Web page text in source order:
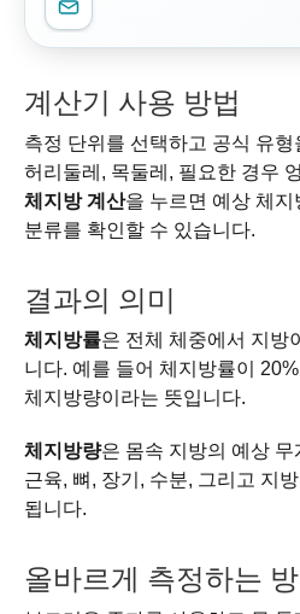
계산기 사용 방법
측정 단위를 선택하고 공식 유
허리둘레, 목둘레, 필요한 경우
체지방 계산을 누르면 예상 체
분류를 확인할 수 있습니다.
결과의 의미
체지방률은 전체 체중에서 지방
니다. 예를 들어 체지방률이
체지방량이라는 뜻입니다.
체지방량은 몸속 지방의 예상 무
근육, 뼈, 장기, 수분, 그리고 지
됩니다.
올바르게 측정하는